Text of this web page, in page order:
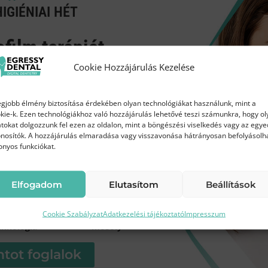
Cookie Hozzájárulás Kezelése
élmény biztosítása érdekében olyan technológiákat használunk, mint a
k. Ezen technológiákhoz való hozzájárulás lehetővé teszi számunkra, hogy
dolgozzunk fel ezen az oldalon, mint a böngészési viselkedés vagy az
A hozzájárulás elmaradása vagy visszavonása hátrányosan
funkciókat.
Elfogadom Elutasítom Beállítások
Cookie SzabályzatAdatkezelési tájékoztatóImpresszum
képalkotó központ, ami az Egressy Dental
Egressy út 28-30. szám alatt. A CT központ
a kerekesszékkel érkező, vagy egyéb
és bejelentkezésért kattintson ide
Mitől olyan szép és
HÉT
terápiát
Egressy Dentalnál
45 000 Ft
Frissebb, tisztább
foglalok